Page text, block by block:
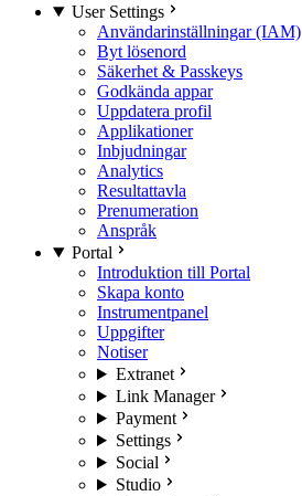
User Settings
Användarinställningar (IAM)
Byt lösenord
Säkerhet & Passkeys
Godkända appar
Uppdatera profil
Applikationer
Inbjudningar
Analytics
Resultattavla
Prenumeration
Anspråk
Portal
Introduktion till Portal
Skapa konto
Instrumentpanel
Uppgifter
Notiser
Extranet
Link Manager
Payment
Settings
Social
Studio